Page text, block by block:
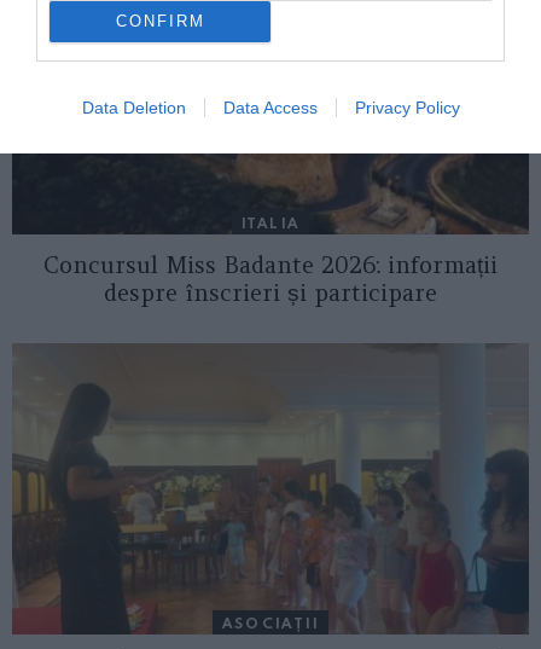
CONFIRM
Data Deletion Data Access Privacy Policy
ITALIA
Concursul Miss Badante 2026: informații
despre înscrieri și participare
ASOCIAŢII